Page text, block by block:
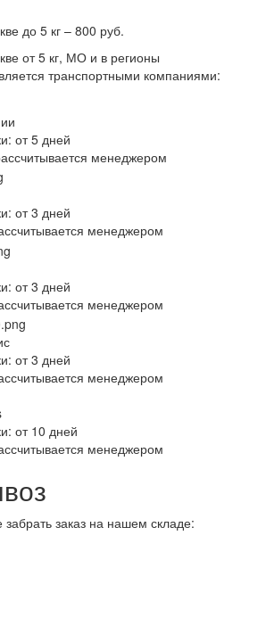
до 5 кг – 800 руб.
от 5 кг, МО и в регионы
транспортными компаниями:
от 5 дней
менеджером
от 3 дней
менеджером
от 3 дней
менеджером
от 3 дней
менеджером
от 10 дней
менеджером
заказ на нашем складе: